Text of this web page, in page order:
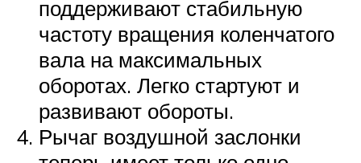
поддерживают стабильную
частоту вращения коленчатого
вала на максимальных
оборотах. Легко стартуют и
развивают обороты.
Рычаг воздушной заслонки